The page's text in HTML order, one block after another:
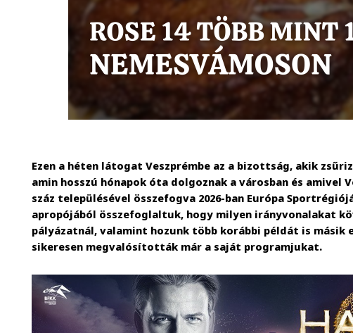
Ezen a héten látogat Veszprémbe az a bizottság, akik
amin hosszú hónapok óta dolgoznak a városban és amivel
száz településével összefogva 2026-ban Európa
apropójából összefoglaltuk, hogy milyen irányvonalakat
pályázatnál, valamint hozunk több korábbi példát is másik
sikeresen megvalósították már a saját programjukat.